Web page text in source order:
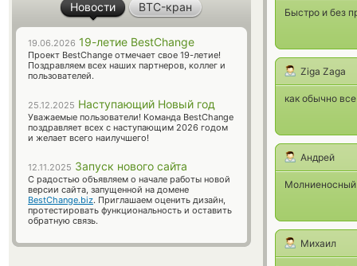
Быстро и без
Ziga Zaga
как обычно
Андрей
Михаил
Новости BTC-кран
19.06.2026 19-летие BestChange
Проект BestChange отмечает свое 19-летие!
Поздравляем всех наших партнеров, коллег и
пользователей.
25.12.2025 Наступающий Новый год
Уважаемые пользователи! Команда BestChange
поздравляет всех с наступающим 2026 годом
и желает всего наилучшего!
12.11.2025 Запуск нового сайта
С радостью объявляем о начале работы новой
версии сайта, запущенной на домене
BestChange.biz. Приглашаем оценить дизайн,
протестировать функциональность и оставить
обратную связь.